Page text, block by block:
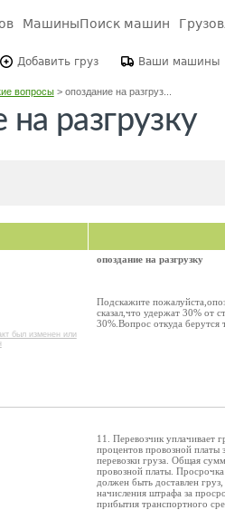
МашиныПоиск машин
Добавить груз Ваши машины
вопросы> опоздание на разгруз...
на разгрузку
был изменен или
опоздание на разгрузку
Подскажите
сказал,что удержат 30% от
30%.Вопрос откуда берутся
11. Перевозчик уплачивает
процентов провозной платы
перевозки груза. Общая
провозной платы. Просрочка
должен быть доставлен
начисления штрафа за
прибытия транспортного